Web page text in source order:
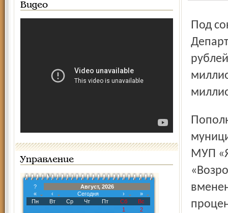
Видео
Управление
?
Август, 2026
«
‹ Сегодня ›
»
Пн
Вт Ср Чт Пт Сб
Вс
1
2
Под сокращение попадут целый ряд городских программ.
Пополнить бюджет мэрия собирается за счёт продажи
МУП